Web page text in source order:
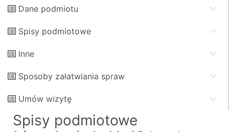
Dane podmiotu
Spisy podmiotowe
Inne
Sposoby załatwiania spraw
Umów wizytę
Spisy podmiotowe